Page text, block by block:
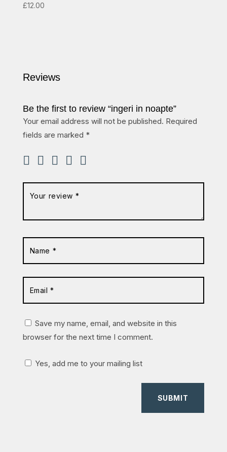
£12.00
Reviews
Be the first to review “ingeri in noapte”
Your email address will not be published. Required
fields are marked *
Save my name, email, and website in this
browser for the next time I comment.
Yes, add me to your mailing list
SUBMIT